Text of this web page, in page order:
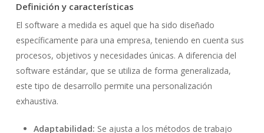
Definición y características
El software a medida es aquel que ha sido diseñado
específicamente para una empresa, teniendo en cuenta sus
procesos, objetivos y necesidades únicas. A diferencia del
software estándar, que se utiliza de forma generalizada,
este tipo de desarrollo permite una personalización
exhaustiva.
Adaptabilidad: Se ajusta a los métodos de trabajo